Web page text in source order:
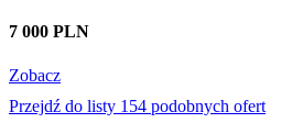
7 000 PLN
Zobacz
Przejdź do listy 154 podobnych ofert